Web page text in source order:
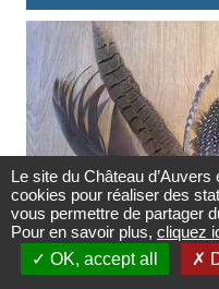
Le site du Château
cookies pour réaliser des
vous permettre de partager
Pour en savoir plus, cliquez
OK, accept all